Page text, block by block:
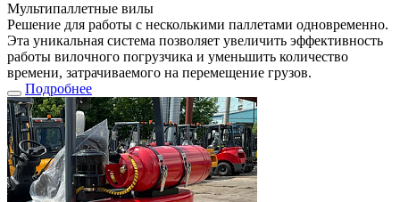
Мультипаллетные вилы
Решение для работы с несколькими паллетами одновременно.
Эта уникальная система позволяет увеличить эффективность
работы вилочного погрузчика и уменьшить количество
времени, затрачиваемого на перемещение грузов.
Подробнее